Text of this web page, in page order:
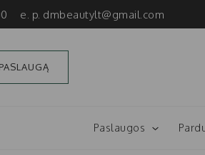
e. p. dmbeautylt@gmail.com
Paslaugos